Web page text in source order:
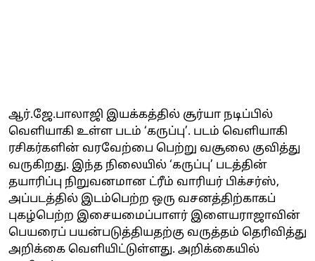
ஆர்.ஜே.பாலாஜி இயக்கத்தில் சூர்யா நடிப்பில்
வெளியாகி உள்ள படம் ‘கருப்பு’. படம் வெளியாகி
ரசிகர்களின் வரவேற்பை பெற்று வசூலை குவித்து
வருகிறது. இந்த நிலையில் ‘கருப்பு’ படத்தின்
தயாரிப்பு நிறுவனமான ட்ரீம் வாரியர் பிக்சர்ஸ்,
அப்படத்தில் இடம்பெற்ற ஒரு வசனத்திற்காகப்
புகழ்பெற்ற இசையமைப்பாளர் இளையராஜாவின்
பெயரைப் பயன்படுத்தியதற்கு வருத்தம் தெரிவித்து
அறிக்கை வெளியிட்டுள்ளது. அறிக்கையில்